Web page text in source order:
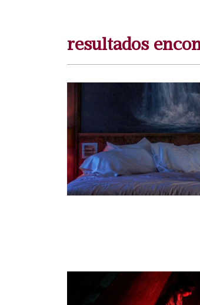
resultados